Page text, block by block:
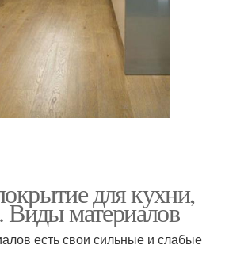
для кухни,
Виды материалов
есть свои сильные и слабые